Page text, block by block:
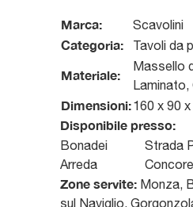
Marca: Scavolini
Categoria: Tavoli da
Materiale:
Massello
Dimensioni:160 x 90
Disponibile presso:
Bonadei
Arreda
Strada
Zone servite: Monza,
sul Naviglio,